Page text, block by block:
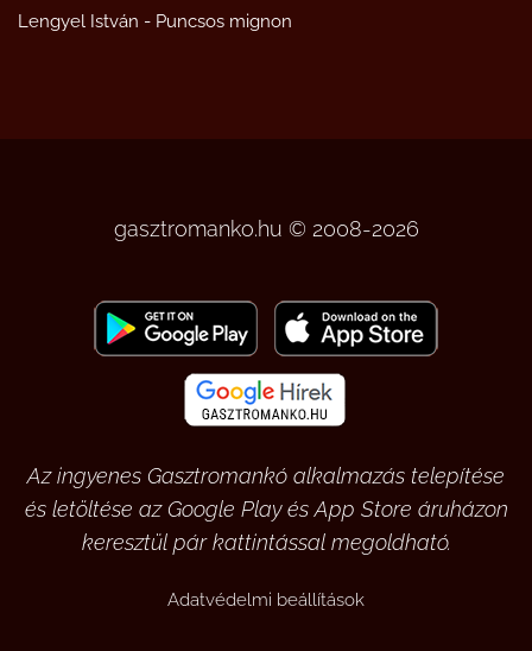
Lengyel István - Puncsos mignon
gasztromanko.hu © 2008-2026
Az ingyenes Gasztromankó alkalmazás telepítése
és letöltése az Google Play és App Store áruházon
keresztül pár kattintással megoldható.
Adatvédelmi beállítások